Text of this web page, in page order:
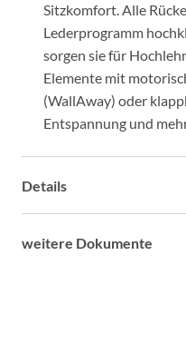
Sitzkomfort. Alle
Lederprogramm
sorgen sie für
Elemente mit
(WallAway) oder
Entspannung und
Details
weitere Dokumente